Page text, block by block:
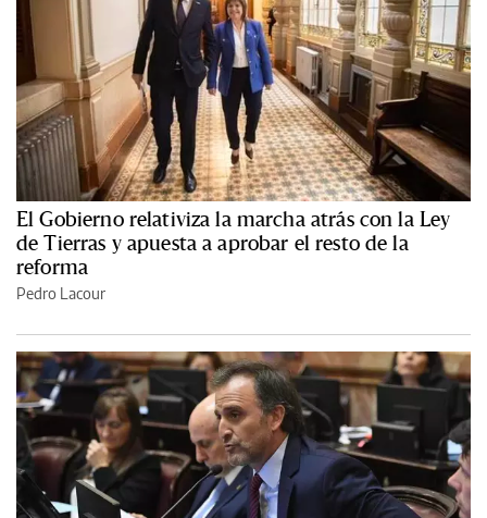
El Gobierno relativiza la marcha atrás con la Ley
de Tierras y apuesta a aprobar el resto de la
reforma
Pedro Lacour